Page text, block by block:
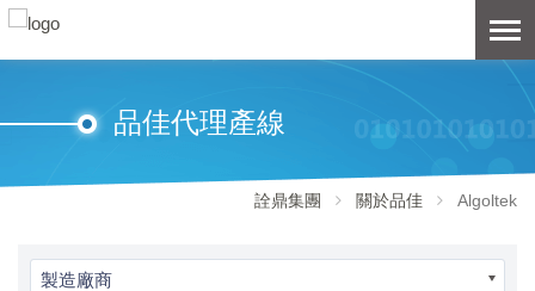
品佳代理產線
詮鼎集團 關於品佳 Algoltek
製造廠商